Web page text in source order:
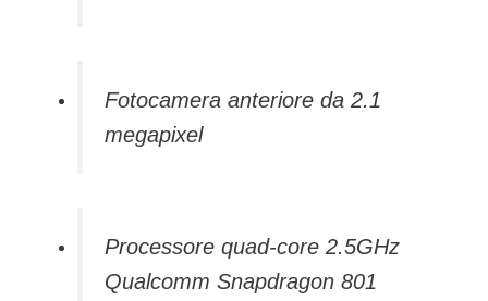
Fotocamera anteriore da 2.1
megapixel
Processore quad-core 2.5GHz
Qualcomm Snapdragon 801